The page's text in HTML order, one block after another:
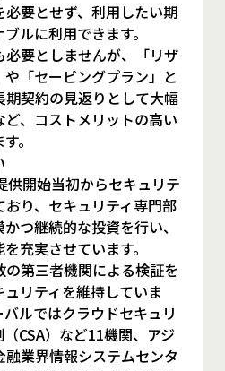
要とせず、利用したい期
ルに利用できます。
要としませんが、「リザ
「セービングプラン」と
期契約の見返りとして大幅
、コストメリットの高い
。
供開始当初からセキュリテ
り、セキュリティ専門部
つ継続的な投資を行い、
充実させています。
第三者機関による検証を
リティを維持していま
ルではクラウドセキュリ
CSA）など11機関、アジ
業界情報システムセンタ